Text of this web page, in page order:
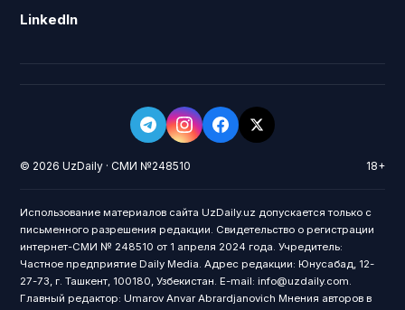
LinkedIn
© 2026 UzDaily · СМИ №248510 18+
Использование материалов сайта UzDaily.uz допускается только с
письменного разрешения редакции. Свидетельство о регистрации
интернет-СМИ № 248510 от 1 апреля 2024 года. Учредитель:
Частное предприятие Daily Media. Адрес редакции: Юнусабад, 12-
27-73, г. Ташкент, 100180, Узбекистан. E-mail: info@uzdaily.com.
Главный редактор: Umarov Anvar Abrardjanovich Мнения авторов в